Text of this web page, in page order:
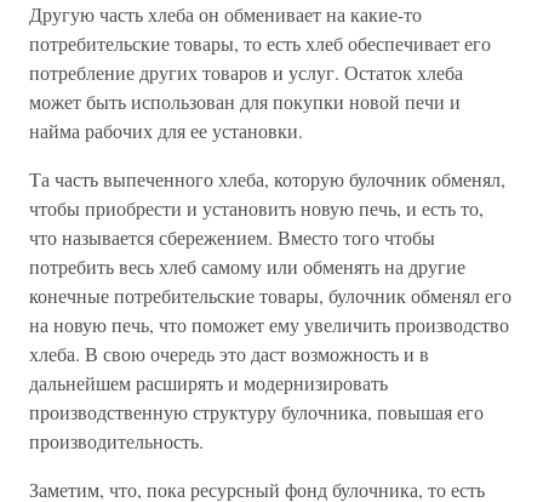
Другую часть хлеба он обменивает на какие-то
потребительские товары, то есть хлеб обеспечивает его
потребление других товаров и услуг. Остаток хлеба
может быть использован для покупки новой печи и
найма рабочих для ее установки.
Та часть выпеченного хлеба, которую булочник обменял,
чтобы приобрести и установить новую печь, и есть то,
что называется сбережением. Вместо того чтобы
потребить весь хлеб самому или обменять на другие
конечные потребительские товары, булочник обменял его
на новую печь, что поможет ему увеличить производство
хлеба. В свою очередь это даст возможность и в
дальнейшем расширять и модернизировать
производственную структуру булочника, повышая его
производительность.
Заметим, что, пока ресурсный фонд булочника, то есть